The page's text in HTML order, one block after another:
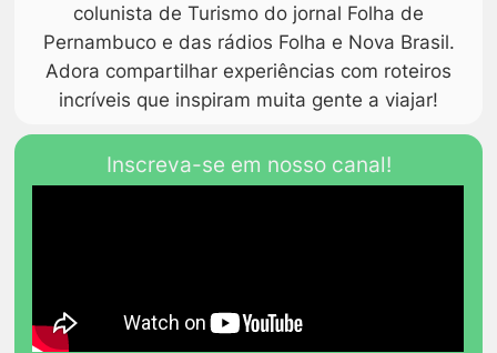
colunista de Turismo do jornal Folha de
Pernambuco e das rádios Folha e Nova Brasil.
Adora compartilhar experiências com roteiros
incríveis que inspiram muita gente a viajar!
Inscreva-se em nosso canal!